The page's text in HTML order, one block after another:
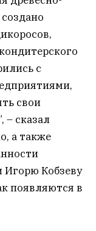
с
свои
– сказал
а также
Игорю Кобзеву
появляются в